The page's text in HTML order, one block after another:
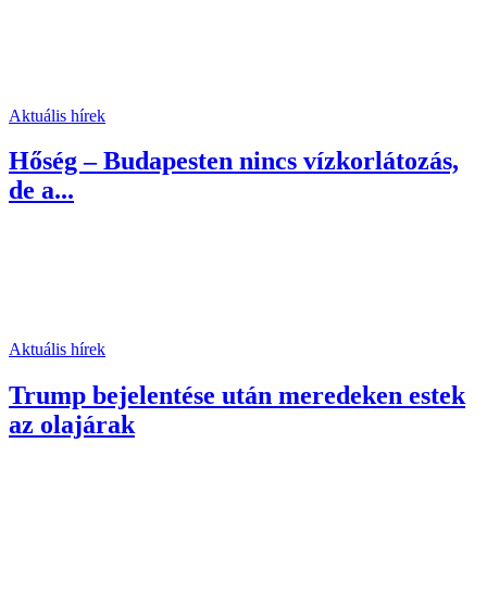
Aktuális hírek
Hőség – Budapesten nincs vízkorlátozás,
de a...
Aktuális hírek
Trump bejelentése után meredeken estek
az olajárak